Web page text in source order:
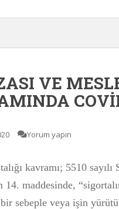
VE
Yorum yapın
kavramı; 5510
14. maddesinde,
sebeple veya işin